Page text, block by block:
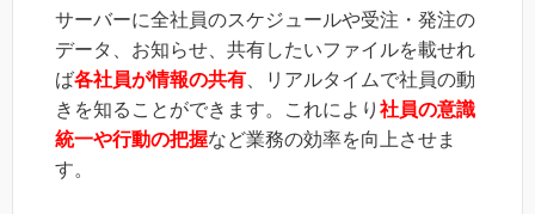
サーバーに全社員のスケジュールや受注・発注の
データ、お知らせ、共有したいファイルを載せれ
ば各社員が情報の共有 、リアルタイムで社員の動
きを知ることができます。これにより 社員の意識
統一や行動の把握など業務の効率を向上させま
す。